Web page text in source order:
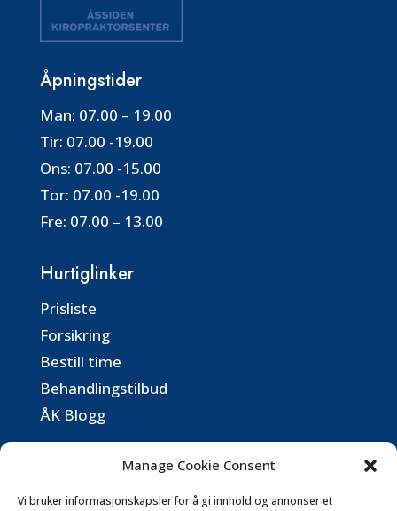
Manage Cookie Consent
Vi bruker informasjonskapsler for å gi innhold og annonser et
Åpningstider
Man: 07.00 – 19.00
Tir: 07.00 -19.00
Ons: 07.00 -15.00
Tor: 07.00 -19.00
Fre: 07.00 – 13.00
Hurtiglinker
Prisliste
Forsikring
Bestill time
Behandlingstilbud
ÅK Blogg
Kontaktinformasjon
post@aassidenkiropraktorsenter.no